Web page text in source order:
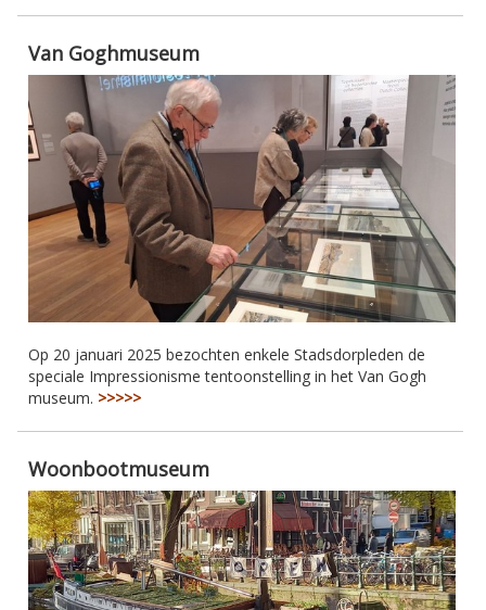
Van Goghmuseum
Op 20 januari 2025 bezochten enkele Stadsdorpleden de
speciale Impressionisme tentoonstelling in het Van Gogh
museum. >>>>>
Woonbootmuseum